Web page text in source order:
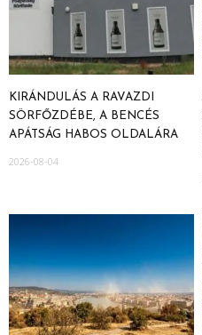
KIRÁNDULÁS A RAVAZDI
SÖRFŐZDÉBE, A BENCÉS
APÁTSÁG HABOS OLDALÁRA
2026-08-04